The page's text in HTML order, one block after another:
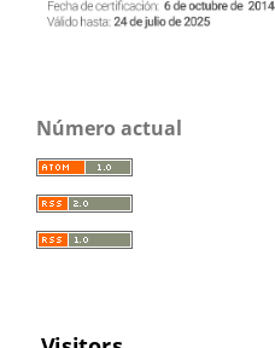
Número actual